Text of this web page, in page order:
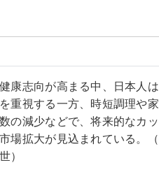
康志向が高まる中、日本人
重視する一方、時短調理や
数の減少などで、将来的なカ
場拡大が見込まれている。
）